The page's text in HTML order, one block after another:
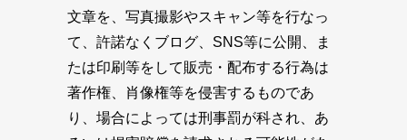
文章を、写真撮影やスキャン等を行なっ
て、許諾なくブログ、SNS等に公開、ま
たは印刷等をして販売・配布する行為は
著作権、肖像権等を侵害するものであ
り、場合によっては刑事罰が科され、あ